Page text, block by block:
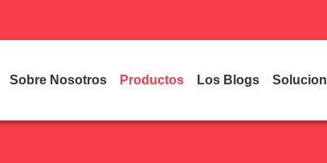
Sobre Nosotros Productos Los Blogs